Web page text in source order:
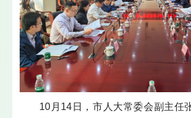
10月14日，市人大常委会副主任